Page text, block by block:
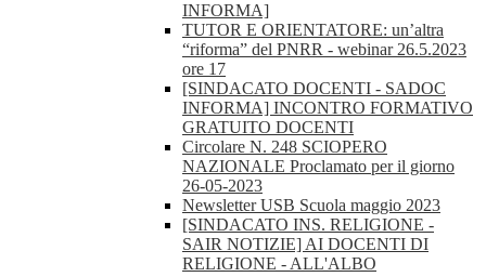
INFORMA]
TUTOR E ORIENTATORE: un’altra
“riforma” del PNRR - webinar 26.5.2023
ore 17
[SINDACATO DOCENTI - SADOC
INFORMA] INCONTRO FORMATIVO
GRATUITO DOCENTI
Circolare N. 248 SCIOPERO
NAZIONALE Proclamato per il giorno
26-05-2023
Newsletter USB Scuola maggio 2023
[SINDACATO INS. RELIGIONE -
SAIR NOTIZIE] AI DOCENTI DI
RELIGIONE - ALL'ALBO